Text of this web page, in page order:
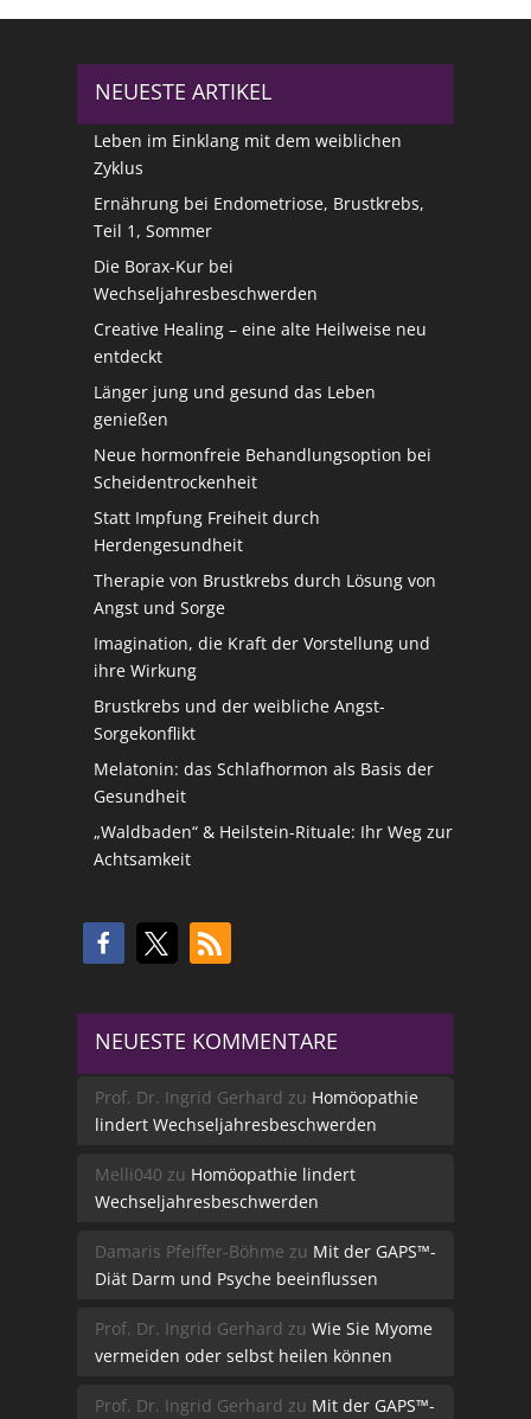
NEUESTE ARTIKEL
Leben im Einklang mit dem weiblichen
Zyklus
Ernährung bei Endometriose, Brustkrebs,
Teil 1, Sommer
Die Borax-Kur bei
Wechseljahresbeschwerden
Creative Healing – eine alte Heilweise neu
entdeckt
Länger jung und gesund das Leben
genießen
Neue hormonfreie Behandlungsoption bei
Scheidentrockenheit
Statt Impfung Freiheit durch
Herdengesundheit
Therapie von Brustkrebs durch Lösung von
Angst und Sorge
Imagination, die Kraft der Vorstellung und
ihre Wirkung
Brustkrebs und der weibliche Angst-
Sorgekonflikt
Melatonin: das Schlafhormon als Basis der
Gesundheit
„Waldbaden“ & Heilstein-Rituale: Ihr Weg zur
Achtsamkeit
NEUESTE KOMMENTARE
Prof. Dr. Ingrid Gerhard zu Homöopathie
lindert Wechseljahresbeschwerden
Melli040 zu Homöopathie lindert
Wechseljahresbeschwerden
Damaris Pfeiffer-Böhme zu Mit der GAPS™-
Diät Darm und Psyche beeinflussen
Prof. Dr. Ingrid Gerhard zu Wie Sie Myome
vermeiden oder selbst heilen können
Prof. Dr. Ingrid Gerhard zu Mit der GAPS™-